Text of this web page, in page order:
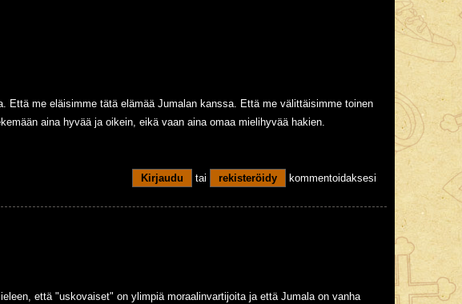
me eläisimme tätä elämää Jumalan kanssa. Että me välittäisimme toinen
aina hyvää ja oikein, eikä vaan aina omaa mielihyvää hakien.
Kirjaudu tai rekisteröidy kommentoidaksesi
että "uskovaiset" on ylimpiä moraalinvartijoita ja että Jumala on vanha